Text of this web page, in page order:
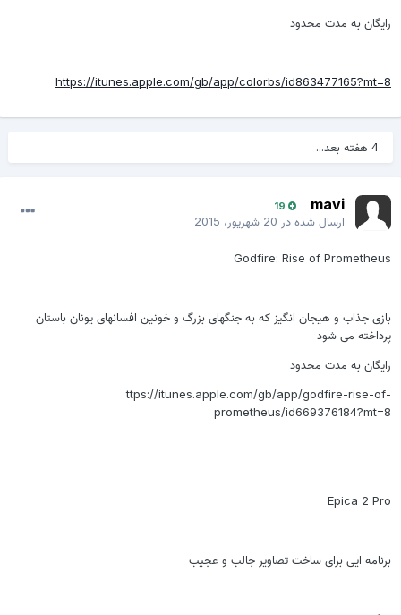
رایگان به مدت محدود
https://itunes.apple.com/gb/app/colorbs/id863477165?mt=8
mavi
19
ارسال شده در20 شهریور، 2015
Godfire: Rise of Prometheus
بازی جذاب و هیجان انگیز که به جنگهای بزرگ و خونین افسانهای یونان باستان
پرداخته می شود
رایگان به مدت محدود
ttps://itunes.apple.com/gb/app/godfire-rise-of-
prometheus/id669376184?mt=8
Epica 2 Pro
برنامه ایی برای ساخت تصاویر جالب و عجیب